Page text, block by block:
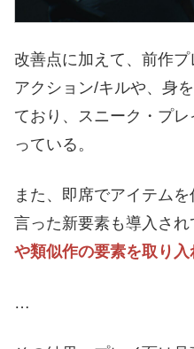
改善点に加えて、前作プ
アクション/キルや、身
ており、スニーク・プ
っている。
また、即席でアイテム
言った新要素も導入され
や類似作の要素を取り入
…